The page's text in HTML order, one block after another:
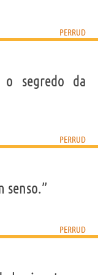
PERRUD
o segredo da
PERRUD
senso.”
PERRUD